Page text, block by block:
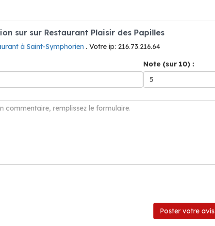
sur sur Restaurant Plaisir des Papilles
à Saint-Symphorien . Votre ip: 216.73.216.64
Note (sur 10) :
Poster votre avis